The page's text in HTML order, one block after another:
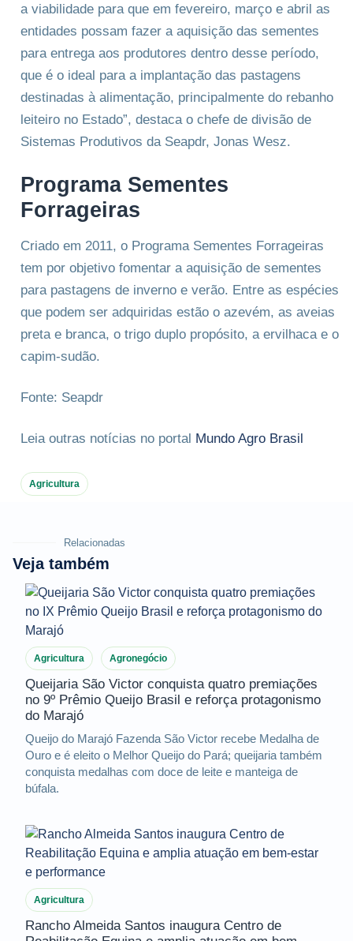
a viabilidade para que em fevereiro, março e abril as
entidades possam fazer a aquisição das sementes
para entrega aos produtores dentro desse período,
que é o ideal para a implantação das pastagens
destinadas à alimentação, principalmente do rebanho
leiteiro no Estado”, destaca o chefe de divisão de
Sistemas Produtivos da Seapdr, Jonas Wesz.
Programa Sementes
Forrageiras
Criado em 2011, o Programa Sementes Forrageiras
tem por objetivo fomentar a aquisição de sementes
para pastagens de inverno e verão. Entre as espécies
que podem ser adquiridas estão o azevém, as aveias
preta e branca, o trigo duplo propósito, a ervilhaca e o
capim-sudão.
Fonte: Seapdr
Leia outras notícias no portal Mundo Agro Brasil
Agricultura
Relacionadas
Veja também
Agricultura Agronegócio
Queijaria São Victor conquista quatro premiações
no 9º Prêmio Queijo Brasil e reforça protagonismo
do Marajó
Queijo do Marajó Fazenda São Victor recebe Medalha de
Ouro e é eleito o Melhor Queijo do Pará; queijaria também
conquista medalhas com doce de leite e manteiga de
búfala.
Agricultura
Rancho Almeida Santos inaugura Centro de